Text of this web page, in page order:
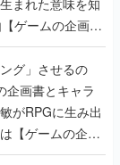
まれた意味を知
ゲームの企画
グ」させるの
企画書とキャラ
がRPGに生み出
【ゲームの企画